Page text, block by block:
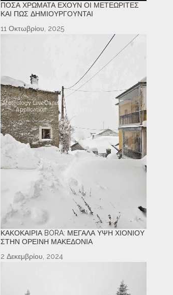
ΠΌΣΑ ΧΡΏΜΑΤΑ ΈΧΟΥΝ ΟΙ ΜΕΤΕΩΡΊΤΕΣ
ΚΑΙ ΠΏΣ ΔΗΜΙΟΥΡΓΟΎΝΤΑΙ
11 Οκτωβρίου, 2025
ΚΑΚΟΚΑΙΡΊΑ BORA: ΜΕΓΆΛΑ ΎΨΗ ΧΙΟΝΙΟΎ
ΣΤΗΝ ΟΡΕΙΝΉ ΜΑΚΕΔΟΝΊΑ
2 Δεκεμβρίου, 2024